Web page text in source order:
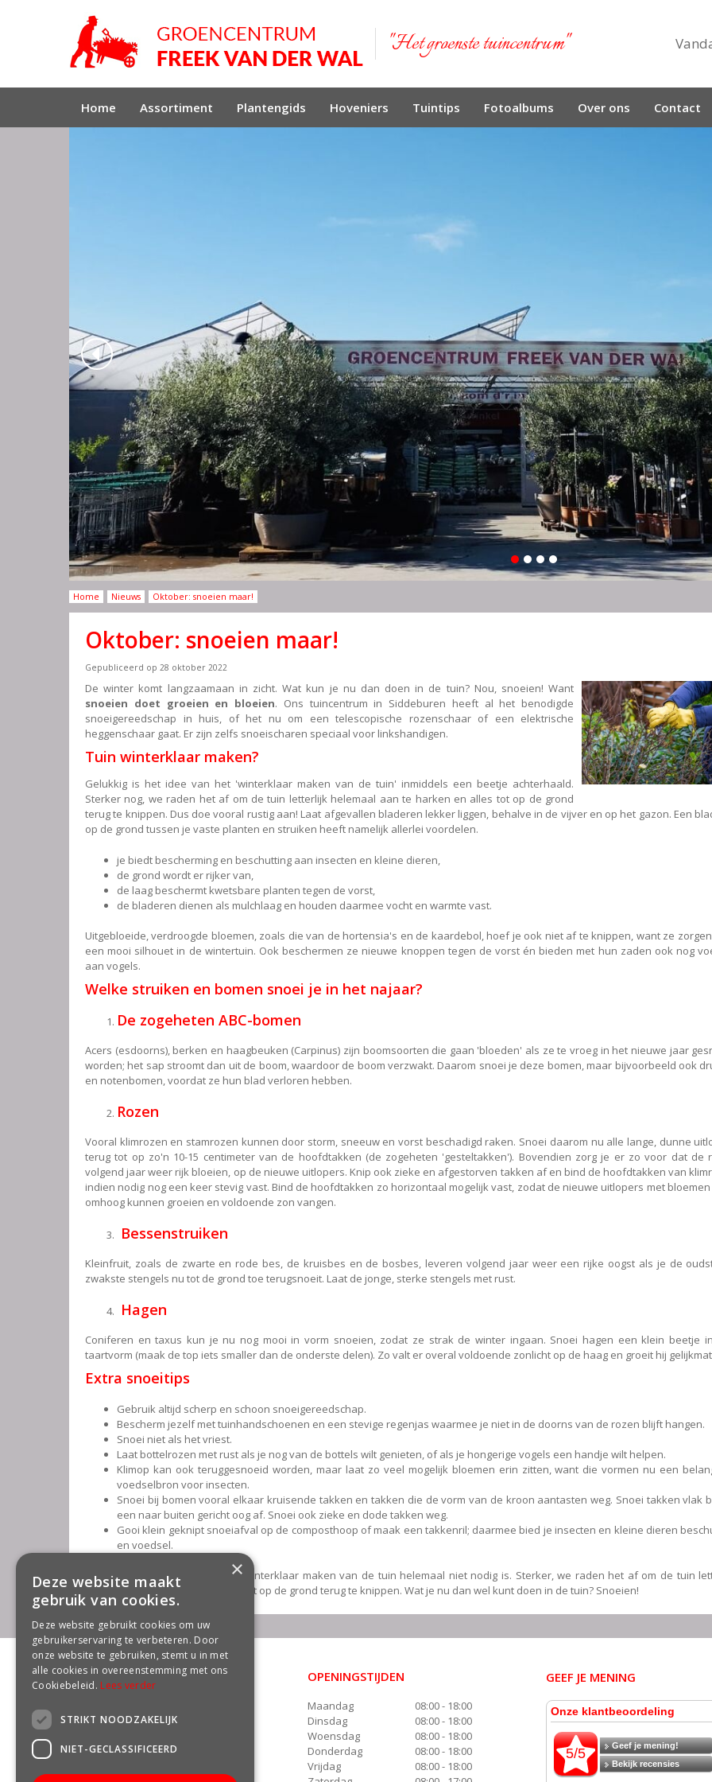
Home Nieuws Oktober: snoeien maar!
"Het groenste tuincentrum"
Home Assortiment Plantengids Hoveniers Tuintips Fotoalbums Over ons Contact
Oktober: snoeien maar!
Gepubliceerd op 28 oktober 2022
De winter komt langzaamaan in zicht. Wat kun je nu dan doen in de tuin? Nou, snoeien! Want
snoeien doet groeien en bloeien. Ons tuincentrum in Siddeburen heeft al het benodigde
snoeigereedschap in huis, of het nu om een telescopische rozenschaar of een elektrische
heggenschaar gaat. Er zijn zelfs snoeischaren speciaal voor linkshandigen.
Tuin winterklaar maken?
Gelukkig is het idee van het 'winterklaar maken van de tuin' inmiddels een beetje achterhaald.
Sterker nog, we raden het af om de tuin letterlijk helemaal aan te harken en alles tot op de grond
terug te knippen. Dus doe vooral rustig aan! Laat afgevallen bladeren lekker liggen, behalve in de vijver en op het gazon. Een
op de grond tussen je vaste planten en struiken heeft namelijk allerlei voordelen.
je biedt bescherming en beschutting aan insecten en kleine dieren,
de grond wordt er rijker van,
de laag beschermt kwetsbare planten tegen de vorst,
de bladeren dienen als mulchlaag en houden daarmee vocht en warmte vast.
Uitgebloeide, verdroogde bloemen, zoals die van de hortensia's en de kaardebol, hoef je ook niet af te knippen, want ze
een mooi silhouet in de wintertuin. Ook beschermen ze nieuwe knoppen tegen de vorst én bieden met hun zaden ook nog
aan vogels.
Welke struiken en bomen snoei je in het najaar?
De zogeheten ABC-bomen
Acers (esdoorns), berken en haagbeuken (Carpinus) zijn boomsoorten die gaan 'bloeden' als ze te vroeg in het nieuwe jaar
worden; het sap stroomt dan uit de boom, waardoor de boom verzwakt. Daarom snoei je deze bomen, maar bijvoorbeeld ook
en notenbomen, voordat ze hun blad verloren hebben.
Rozen
Vooral klimrozen en stamrozen kunnen door storm, sneeuw en vorst beschadigd raken. Snoei daarom nu alle lange, dunne
terug tot op zo'n 10-15 centimeter van de hoofdtakken (de zogeheten 'gesteltakken'). Bovendien zorg je er zo voor dat de
volgend jaar weer rijk bloeien, op de nieuwe uitlopers. Knip ook zieke en afgestorven takken af en bind de hoofdtakken van
indien nodig nog een keer stevig vast. Bind de hoofdtakken zo horizontaal mogelijk vast, zodat de nieuwe uitlopers met bloemen
omhoog kunnen groeien en voldoende zon vangen.
Bessenstruiken
Kleinfruit, zoals de zwarte en rode bes, de kruisbes en de bosbes, leveren volgend jaar weer een rijke oogst als je de
zwakste stengels nu tot de grond toe terugsnoeit. Laat de jonge, sterke stengels met rust.
Hagen
Coniferen en taxus kun je nu nog mooi in vorm snoeien, zodat ze strak de winter ingaan. Snoei hagen een klein beetje
taartvorm (maak de top iets smaller dan de onderste delen). Zo valt er overal voldoende zonlicht op de haag en groeit hij
Extra snoeitips
Gebruik altijd scherp en schoon snoeigereedschap.
Bescherm jezelf met tuinhandschoenen en een stevige regenjas waarmee je niet in de doorns van de rozen blijft hangen.
Snoei niet als het vriest.
Laat bottelrozen met rust als je nog van de bottels wilt genieten, of als je hongerige vogels een handje wilt helpen.
Klimop kan ook teruggesnoeid worden, maar laat zo veel mogelijk bloemen erin zitten, want die vormen nu een
voedselbron voor insecten.
Snoei bij bomen vooral elkaar kruisende takken en takken die de vorm van de kroon aantasten weg. Snoei takken vlak
een naar buiten gericht oog af. Snoei ook zieke en dode takken weg.
Gooi klein geknipt snoeiafval op de composthoop of maak een takkenril; daarmee bied je insecten en kleine dieren
en voedsel.
Je hebt vast al gehoord dat het winterklaar maken van de tuin helemaal niet nodig is. Sterker, we raden het af om de tuin
helemaal aan te harken en alles tot op de grond terug te knippen. Wat je nu dan wel kunt doen in de tuin? Snoeien!
CONTACT
Damsterweg 22a
Telefoon: 06 - 13135891
OPENINGSTIJDEN
Maandag
08:00 - 18:00
Dinsdag
08:00 - 18:00
Woensdag
08:00 - 18:00
Donderdag
08:00 - 18:00
Vrijdag
08:00 - 18:00
GEEF JE MENING
×
Deze website maakt
gebruik van cookies.
Deze website gebruikt cookies om uw
gebruikerservaring te verbeteren. Door
onze website te gebruiken, stemt u in met
alle cookies in overeenstemming met ons
Cookiebeleid. Lees verder
STRIKT NOODZAKELIJK
NIET-GECLASSIFICEERD